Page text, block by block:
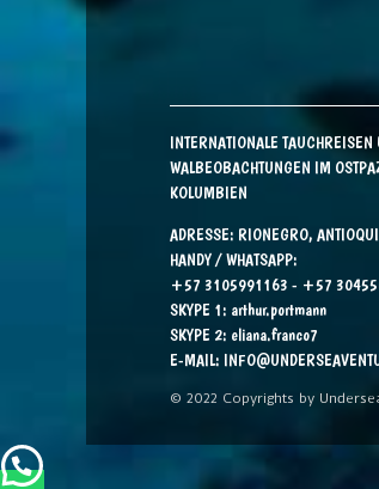
INTERNATIONALE TAUCHREISEN
WALBEOBACHTUNGEN IM
KOLUMBIEN
ADRESSE: RIONEGRO,
HANDY / WHATSAPP:
+57 3105991163 - +57
SKYPE 1: arthur.portmann
SKYPE 2: eliana.franco7
E-MAIL:
© 2022 Copyrights by